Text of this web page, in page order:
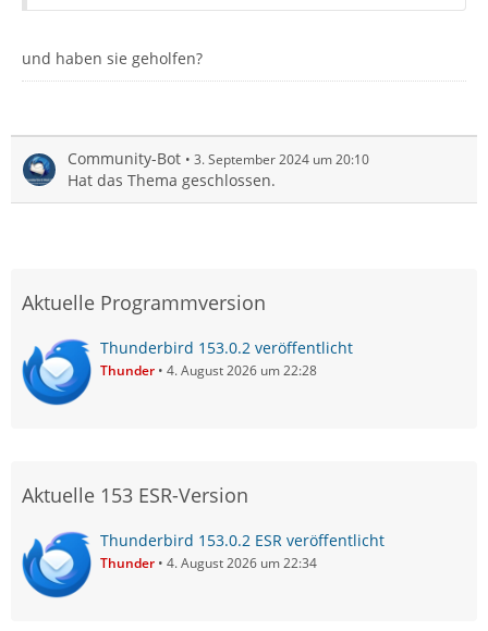
und haben sie geholfen?
Community-Bot 3. September 2024 um 20:10
Hat das Thema geschlossen.
Aktuelle Programmversion
Thunderbird 153.0.2 veröffentlicht
Thunder 4. August 2026 um 22:28
Aktuelle 153 ESR-Version
Thunderbird 153.0.2 ESR veröffentlicht
Thunder 4. August 2026 um 22:34